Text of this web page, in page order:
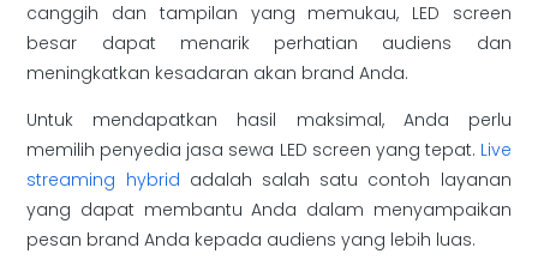
canggih dan tampilan yang memukau, LED screen
besar dapat menarik perhatian audiens dan
meningkatkan kesadaran akan brand Anda.
Untuk mendapatkan hasil maksimal, Anda perlu
memilih penyedia jasa sewa LED screen yang tepat. Live
streaming hybrid adalah salah satu contoh layanan
yang dapat membantu Anda dalam menyampaikan
pesan brand Anda kepada audiens yang lebih luas.